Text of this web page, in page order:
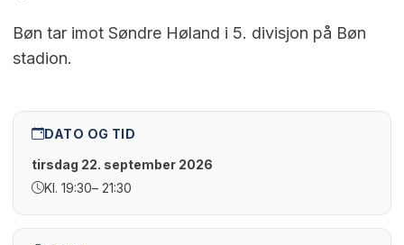
Bøn tar imot Søndre Høland i 5. divisjon på Bøn
stadion.
DATO OG TID
tirsdag 22. september 2026
Kl. 19:30– 21:30